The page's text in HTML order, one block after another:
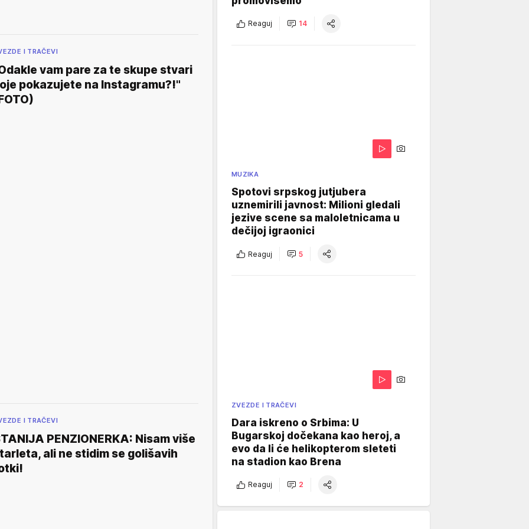
I TRAČEVI
vam pare za te skupe stvari
pokazujete na Instagramu?!"
I TRAČEVI
PENZIONERKA: Nisam više
ali ne stidim se golišavih
Reaguj 14
MUZIKA
Spotovi srpskog jutjubera
uznemirili javnost: Milioni gledali
jezive scene sa maloletnicama u
dečijoj igraonici
Reaguj 5
ZVEZDE I TRAČEVI
Dara iskreno o Srbima: U
Bugarskoj dočekana kao heroj, a
evo da li će helikopterom sleteti
na stadion kao Brena
Reaguj 2